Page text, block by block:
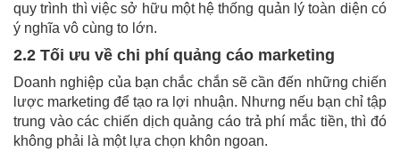
quy trình thì việc sở hữu một hệ thống quản lý toàn diện có
ý nghĩa vô cùng to lớn.
2.2 Tối ưu về chi phí quảng cáo marketing
Doanh nghiệp của bạn chắc chắn sẽ cần đến những chiến
lược marketing để tạo ra lợi nhuận. Nhưng nếu bạn chỉ tập
trung vào các chiến dịch quảng cáo trả phí mắc tiền, thì đó
không phải là một lựa chọn khôn ngoan.